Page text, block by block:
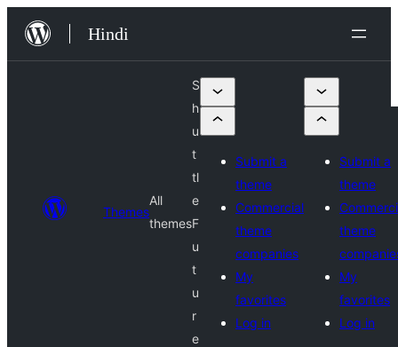
सामग्री
Hindi
Themes
All
themes
S
h
u
t
tl
e
F
u
t
u
r
e
Submit a
theme
Commercial
theme
companies
My
favorites
Log in
Submit a
theme
theme
My
favorites
Log in